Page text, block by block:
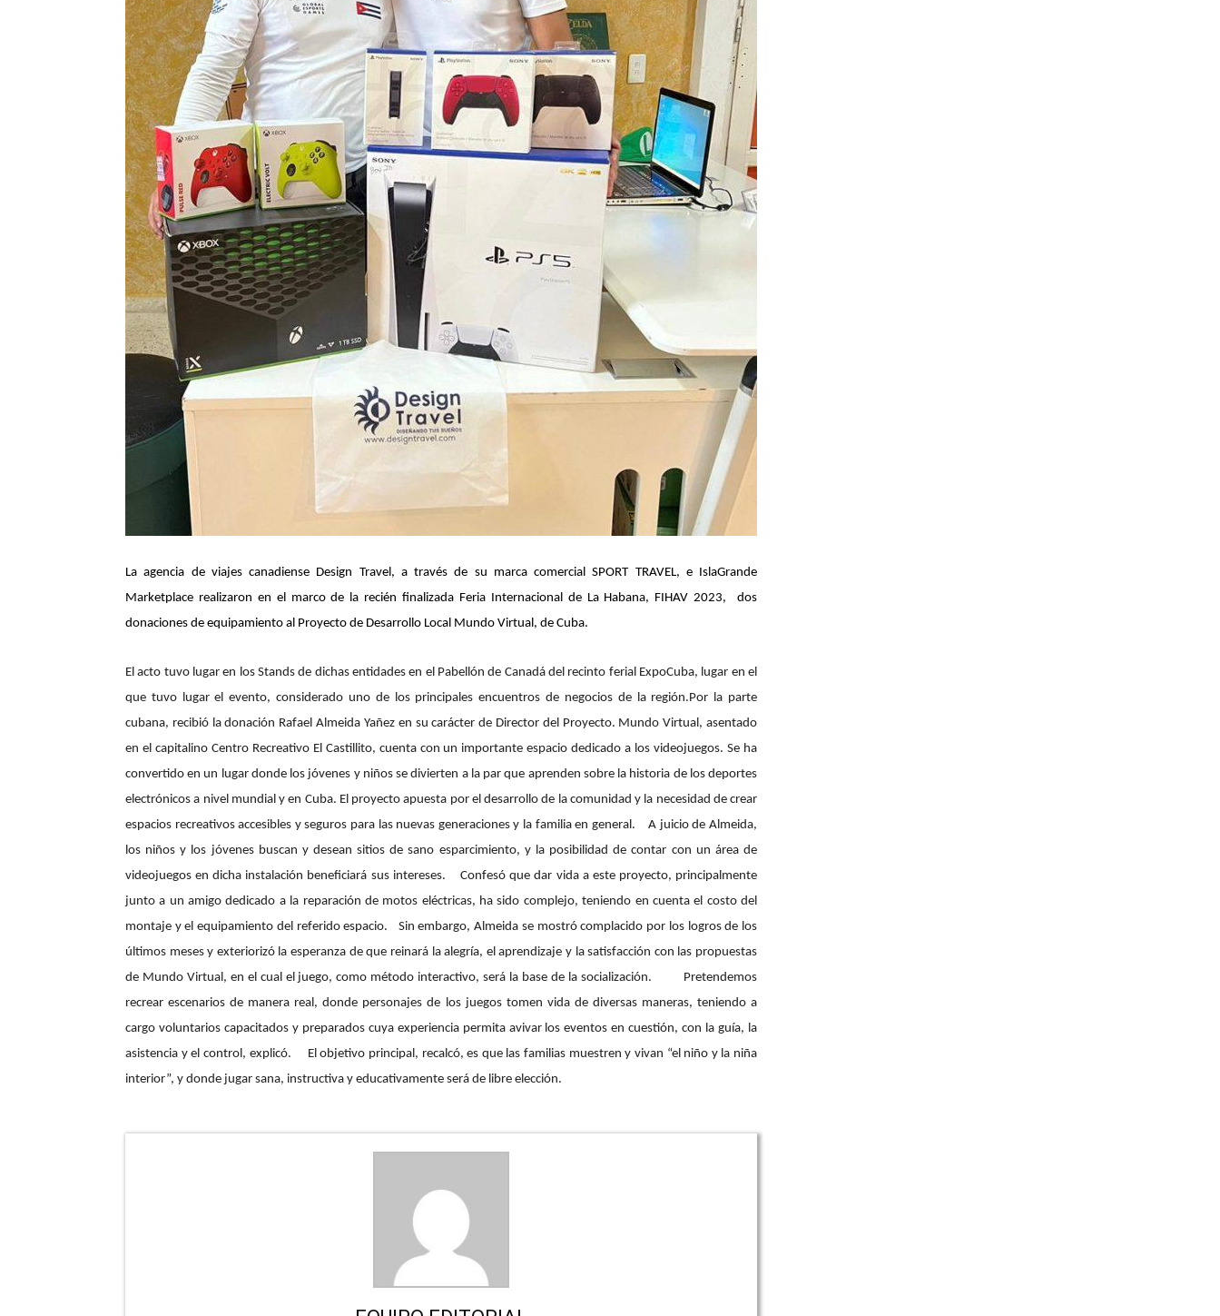
La agencia de viajes canadiense Design Travel, a través de su marca comercial SPORT TRAVEL, e IslaGrande
Marketplace realizaron en el marco de la recién finalizada Feria Internacional de La Habana, FIHAV 2023, dos
donaciones de equipamiento al Proyecto de Desarrollo Local Mundo Virtual, de Cuba.
El acto tuvo lugar en los Stands de dichas entidades en el Pabellón de Canadá del recinto ferial ExpoCuba, lugar en el
que tuvo lugar el evento, considerado uno de los principales encuentros de negocios de la región.Por la parte
cubana, recibió la donación Rafael Almeida Yañez en su carácter de Director del Proyecto. Mundo Virtual, asentado
en el capitalino Centro Recreativo El Castillito, cuenta con un importante espacio dedicado a los videojuegos. Se ha
convertido en un lugar donde los jóvenes y niños se divierten a la par que aprenden sobre la historia de los deportes
electrónicos a nivel mundial y en Cuba. El proyecto apuesta por el desarrollo de la comunidad y la necesidad de crear
espacios recreativos accesibles y seguros para las nuevas generaciones y la familia en general. A juicio de Almeida,
los niños y los jóvenes buscan y desean sitios de sano esparcimiento, y la posibilidad de contar con un área de
videojuegos en dicha instalación beneficiará sus intereses.
Confesó que dar vida a este proyecto, principalmente
junto a un amigo dedicado a la reparación de motos eléctricas, ha sido complejo, teniendo en cuenta el costo del
montaje y el equipamiento del referido espacio. Sin embargo, Almeida se mostró complacido por los logros de los
últimos meses y exteriorizó la esperanza de que reinará la alegría, el aprendizaje y la satisfacción con las propuestas
de Mundo Virtual, en el cual el juego, como método interactivo, será la base de la socialización.
Pretendemos
recrear escenarios de manera real, donde personajes de los juegos tomen vida de diversas maneras, teniendo a
cargo voluntarios capacitados y preparados cuya experiencia permita avivar los eventos en cuestión, con la guía, la
asistencia y el control, explicó.
El objetivo principal, recalcó, es que las familias muestren y vivan “el niño y la niña
interior”, y donde jugar sana, instructiva y educativamente será de libre elección.